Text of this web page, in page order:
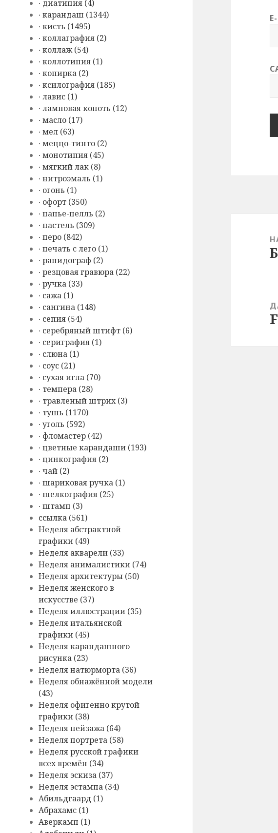
∙ диатипия (4)
∙ карандаш (1344)
∙ кисть (1495)
∙ коллаграфия (2)
∙ коллаж (54)
∙ коллотипия (1)
∙ копирка (2)
∙ ксилография (185)
∙ лавис (1)
∙ ламповая копоть (12)
∙ масло (17)
∙ мел (63)
∙ меццо-тинто (2)
∙ монотипия (45)
∙ мягкий лак (8)
∙ нитроэмаль (1)
∙ огонь (1)
∙ офорт (350)
∙ папье-пелль (2)
∙ пастель (309)
∙ перо (842)
∙ печать с лего (1)
∙ рапидограф (2)
∙ резцовая гравюра (22)
∙ ручка (33)
∙ сажа (1)
∙ сангина (148)
∙ сепия (54)
∙ серебряный штифт (6)
∙ сериграфия (1)
∙ слюна (1)
∙ соус (21)
∙ сухая игла (70)
∙ темпера (28)
∙ травленый штрих (3)
∙ тушь (1170)
∙ уголь (592)
∙ фломастер (42)
∙ цветные карандаши (193)
∙ цинкография (2)
∙ чай (2)
∙ шариковая ручка (1)
∙ шелкография (25)
∙ штамп (3)
cсылка (561)
Hеделя абстрактной
графики (49)
Hеделя акварели (33)
Hеделя анималистики (74)
Hеделя архитектуры (50)
Hеделя женского в
искусстве (37)
Hеделя иллюстрации (35)
Hеделя итальянской
графики (45)
Hеделя карандашного
рисунка (23)
Hеделя натюрморта (36)
Hеделя обнажённой модели
(43)
Hеделя офигенно крутой
графики (38)
Hеделя пейзажа (64)
Hеделя портрета (58)
Hеделя русской графики
всех времён (34)
Hеделя эскиза (37)
Hеделя эстампа (34)
Абильдгаард (1)
Абрахамс (1)
Аверкамп (1)
записям